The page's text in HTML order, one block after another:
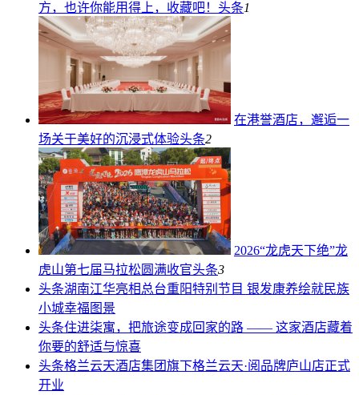
方，也许你能用得上，收藏吧！ 头条1
在港誉酒店，邂逅一
场关于美好的沉浸式体验头条2
2026“龙虎天下绝”龙
虎山第七届马拉松圆满收官头条3
头条湖南江华亮相总台重阳特别节目 银发康养绘就民族
小城幸福图景
头条住进柒寓，把旅途变成回家的路 —— 这家酒店藏着
你要的舒适与惊喜
头条格兰云天酒店集团旗下格兰云天·阅品牌庐山店正式
开业